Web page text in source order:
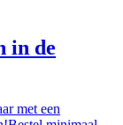
in de
met een